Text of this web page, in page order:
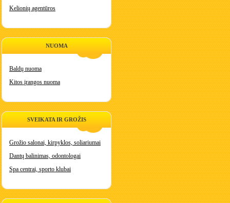
Kelionių agentūros
NUOMA
Baldų nuoma
Kitos įrangos nuoma
SVEIKATA IR GROŽIS
Grožio salonai, kirpyklos, soliariumai
Dantų balinimas, odontologai
Spa centrai, sporto klubai